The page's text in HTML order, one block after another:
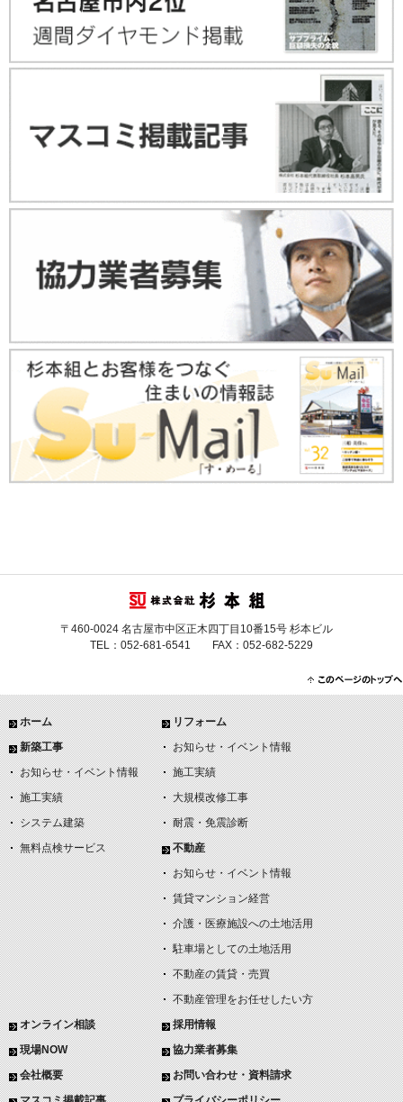
〒460-0024 名古屋市中区正木四丁目10番15号 杉本ビル
TEL：052-681-6541 FAX：052-682-5229
ホーム
新築工事
お知らせ・イベント情報
施工実績
システム建築
無料点検サービス
リフォーム
お知らせ・イベント情報
施工実績
大規模改修工事
耐震・免震診断
不動産
お知らせ・イベント情報
賃貸マンション経営
介護・医療施設への土地活用
駐車場としての土地活用
不動産の賃貸・売買
不動産管理をお任せしたい方
オンライン相談
現場NOW
会社概要
採用情報
協力業者募集
お問い合わせ・資料請求